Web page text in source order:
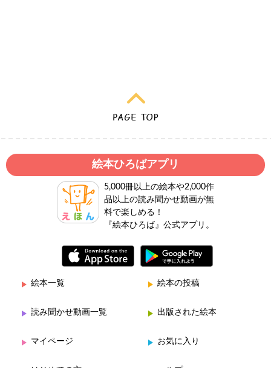
絵本ひろばアプリ
5,000冊以上の絵本や2,000作
品以上の読み聞かせ動画が無
料で楽しめる！
『絵本ひろば』公式アプリ。
絵本一覧 絵本の投稿
読み聞かせ動画一覧 出版された絵本
マイページ お気に入り